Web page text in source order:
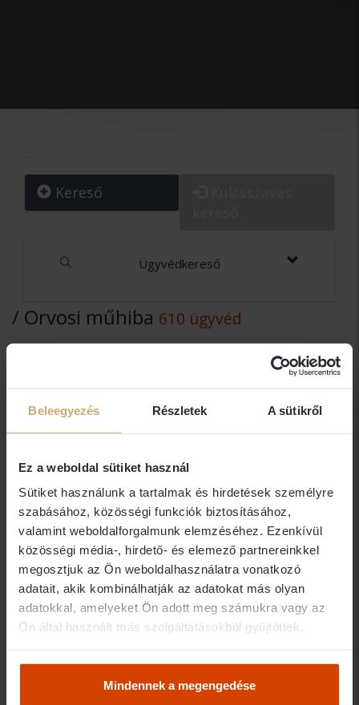
Beleegyezés Részletek A sütikről
Ez a weboldal sütiket használ
Sütiket használunk a tartalmak és hirdetések személyre
szabásához, közösségi funkciók biztosításához,
valamint weboldalforgalmunk elemzéséhez. Ezenkívül
közösségi média-, hirdető- és elemező partnereinkkel
megosztjuk az Ön weboldalhasználatra vonatkozó
adatait, akik kombinálhatják az adatokat más olyan
adatokkal, amelyeket Ön adott meg számukra vagy az
Ön által használt más szolgáltatásokból gyűjtöttek.
Mindennek a megengedése
Kereső
Ügyvédkereső
/ Orvosi műhiba 610 ügyvéd
Dr. Czudar Balázs egyéni ügyvéd
1054 Budapest
dr. D. Horváth László
D. Horváth Ügyvédi Iroda
1061 Budapest
Dr. D. Szabó Péter
Dr. D. Szabó Péter Ügyvédi Iroda
Dr. Dadi Eszter